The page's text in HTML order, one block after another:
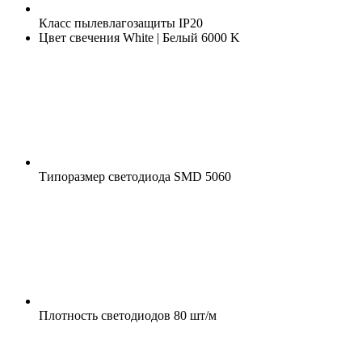
Класс пылевлагозащиты IP20
Цвет свечения White | Белый 6000 K
Типоразмер светодиода SMD 5060
Плотность светодиодов 80 шт/м